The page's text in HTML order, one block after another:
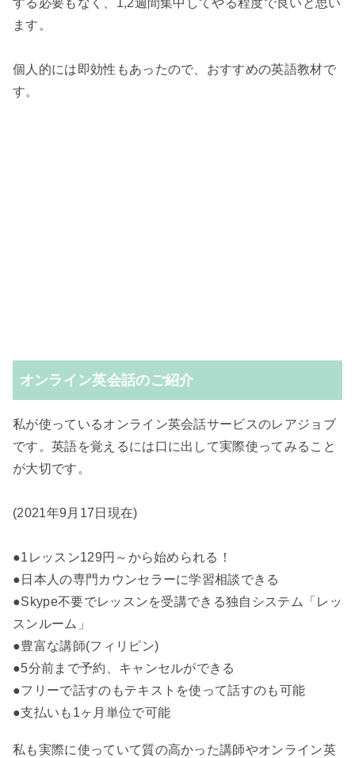
する必要もなく、1,2週間集中してやる程度で良いと思い
ます。
個人的には即効性もあったので、おすすめの英語教材で
す。
オンライン英会話のご紹介
私が使っているオンライン英会話サービスのレアジョブ
です。英語を覚えるには口に出して実際使ってみること
が大切です。
(2021年9月17日現在)
●1レッスン129円～から始められる！
●日本人の専門カウンセラーに学習相談できる
●Skype不要でレッスンを受講できる独自システム「レッ
スンルーム」
●豊富な講師(フィリピン)
●5分前まで予約、キャンセルができる
●フリーで話すのもテキストを使って話すのも可能
●支払いも1ヶ月単位で可能
私も実際に使っていて質の高かった講師やオンライン英